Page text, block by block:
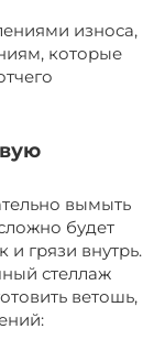
износа,
которые
вымыть
будет
и грязи внутрь.
стеллаж
ветошь,